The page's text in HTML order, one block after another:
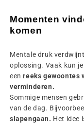
Momenten
komen
Mentale druk
oplossing. Vaak kun
een reeks gewoontes
verminderen.
Sommige mensen
van de dag.
slapengaan. Het idee